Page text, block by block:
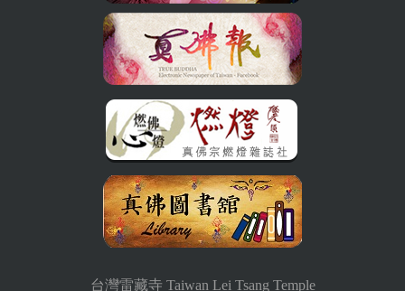
台灣雷藏寺 Taiwan Lei Tsang Temple